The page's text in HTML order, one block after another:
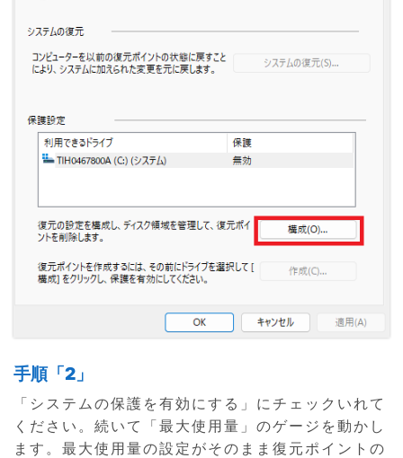
手順「2」
「システムの保護を有効にする」にチェックいれて
ください。続いて「最大使用量」のゲージを動かし
ます。最大使用量の設定がそのまま復元ポイントの